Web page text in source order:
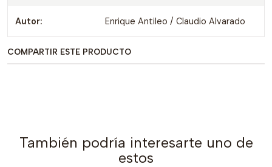
Autor: Enrique Antileo / Claudio Alvarado
COMPARTIR ESTE PRODUCTO
También podría interesarte uno de
estos